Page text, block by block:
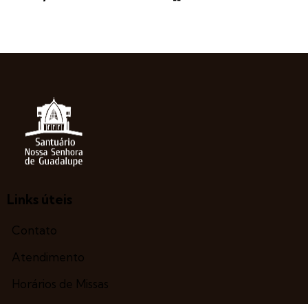
Links úteis
Contato
Atendimento
Horários de Missas